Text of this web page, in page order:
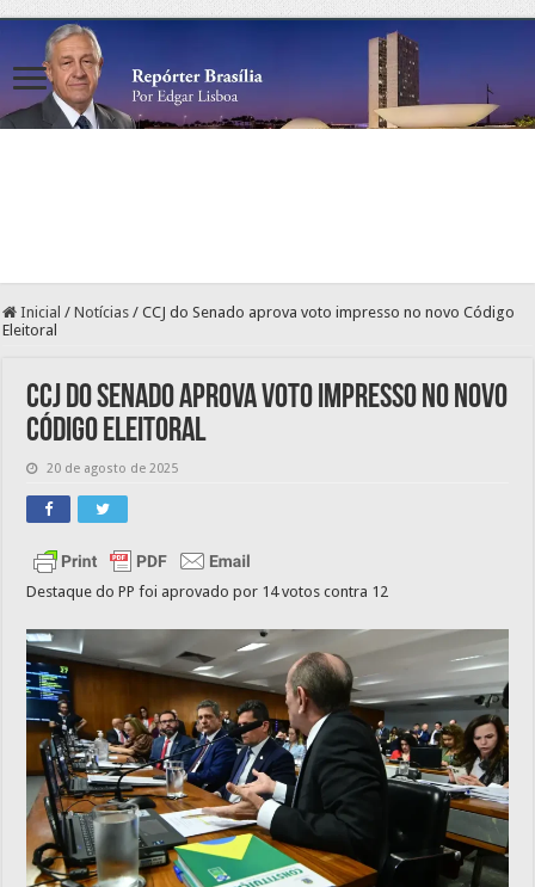
Inicial / Notícias / CCJ do Senado aprova voto impresso no novo Código
Eleitoral
CCJ do Senado aprova voto impresso no novo
Código Eleitoral
20 de agosto de 2025
Destaque do PP foi aprovado por 14 votos contra 12